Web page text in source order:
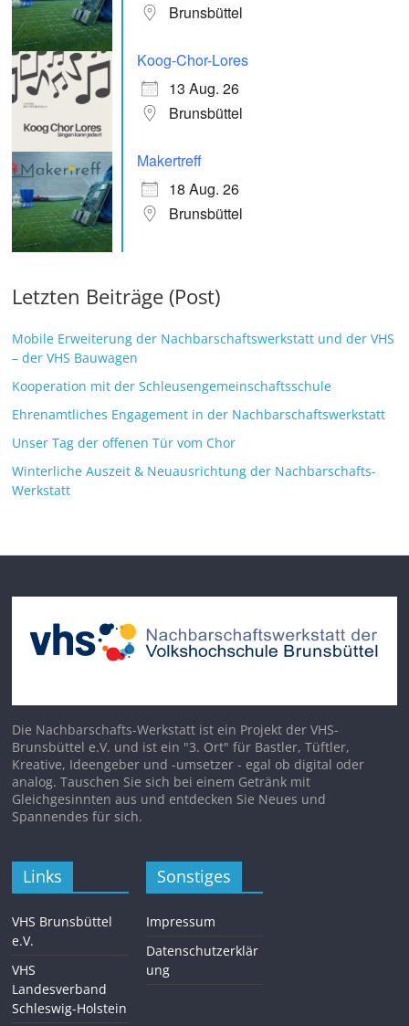
Brunsbüttel
Koog-Chor-Lores
13 Aug. 26
Brunsbüttel
Makertreff
18 Aug. 26
Brunsbüttel
Letzten Beiträge (Post)
Mobile Erweiterung der Nachbarschaftswerkstatt und der VHS
– der VHS Bauwagen
Kooperation mit der Schleusengemeinschaftsschule
Ehrenamtliches Engagement in der Nachbarschaftswerkstatt
Unser Tag der offenen Tür vom Chor
Winterliche Auszeit & Neuausrichtung der Nachbarschafts-
Werkstatt
Die Nachbarschafts-Werkstatt ist ein Projekt der VHS-
Brunsbüttel e.V. und ist ein "3. Ort" für Bastler, Tüftler,
Kreative, Ideengeber und -umsetzer - egal ob digital oder
analog. Tauschen Sie sich bei einem Getränk mit
Gleichgesinnten aus und entdecken Sie Neues und
Spannendes für sich.
Links
VHS Brunsbüttel
e.V.
VHS
Landesverband
Schleswig-Holstein
Sonstiges
Impressum
Datenschutzerklär
ung